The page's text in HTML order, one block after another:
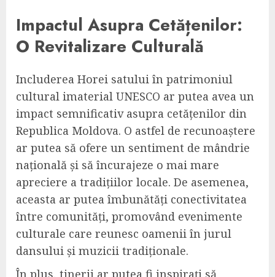
Impactul Asupra Cetățenilor:
O Revitalizare Culturală
Includerea Horei satului în patrimoniul
cultural imaterial UNESCO ar putea avea un
impact semnificativ asupra cetățenilor din
Republica Moldova. O astfel de recunoaștere
ar putea să ofere un sentiment de mândrie
națională și să încurajeze o mai mare
apreciere a tradițiilor locale. De asemenea,
aceasta ar putea îmbunătăți conectivitatea
între comunități, promovând evenimente
culturale care reunesc oamenii în jurul
dansului și muzicii tradiționale.